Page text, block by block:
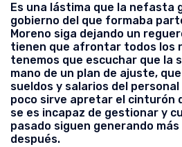
Es una lástima que la nefasta
gobierno del que formaba
Moreno siga dejando un
tienen que afrontar todos los
tenemos que escuchar que la
mano de un plan de ajuste,
sueldos y salarios del
poco sirve apretar el cinturón
se es incapaz de gestionar y
pasado siguen generando
después.